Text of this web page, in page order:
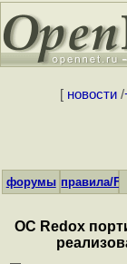
[ новости/
форумы правила/
ОС Redox